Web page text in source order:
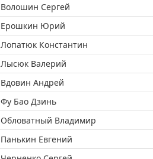
Волошин Сергей
Ерошкин Юрий
Лопатюк Константин
Лысюк Валерий
Вдовин Андрей
Фу Бао Дзинь
Обловатный Владимир
Панькин Евгений